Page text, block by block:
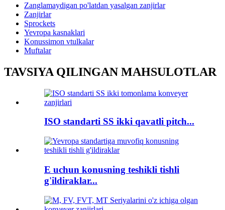
Zanglamaydigan po'latdan yasalgan zanjirlar
Zanjirlar
Sprockets
Yevropa kasnaklari
Konussimon vtulkalar
Muftalar
TAVSIYA QILINGAN MAHSULOTLAR
ISO standarti SS ikki qavatli pitch...
E uchun konusning teshikli tishli
g'ildiraklar...